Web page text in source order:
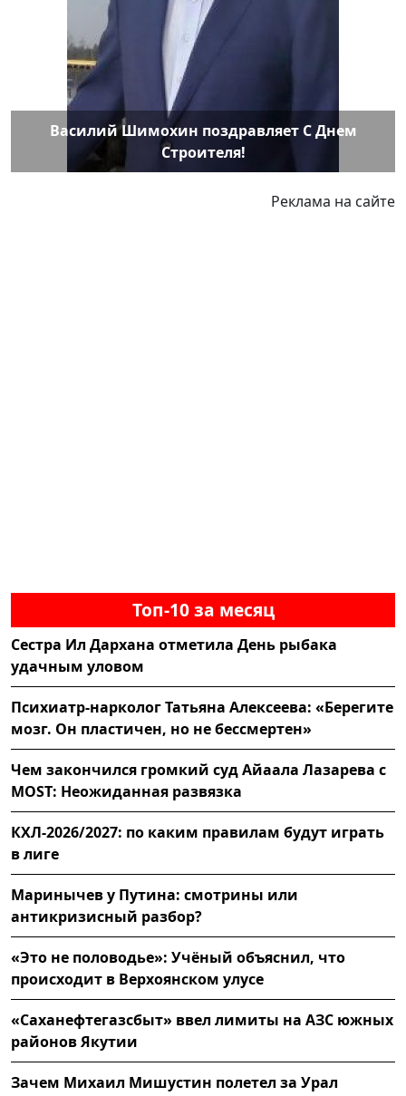
Василий Шимохин поздравляет С Днем
Строителя!
Реклама на сайте
Топ-10 за месяц
Сестра Ил Дархана отметила День рыбака
удачным уловом
Психиатр-нарколог Татьяна Алексеева: «Берегите
мозг. Он пластичен, но не бессмертен»
Чем закончился громкий суд Айаала Лазарева с
MOST: Неожиданная развязка
КХЛ-2026/2027: по каким правилам будут играть
в лиге
Маринычев у Путина: смотрины или
антикризисный разбор?
«Это не половодье»: Учёный объяснил, что
происходит в Верхоянском улусе
«Саханефтегазсбыт» ввел лимиты на АЗС южных
районов Якутии
Зачем Михаил Мишустин полетел за Урал